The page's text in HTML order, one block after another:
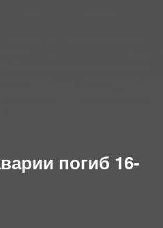
погиб 16-